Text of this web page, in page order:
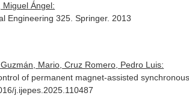
Miguel Ángel:
Engineering 325 . Springer. 2013
Mario, Cruz Romero, Pedro Luis:
of permanent magnet-assisted
j.ijepes.2025.110487